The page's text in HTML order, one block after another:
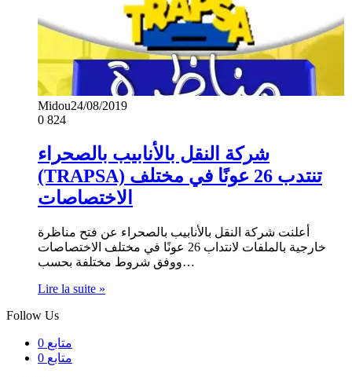
Midou24/08/2019
0 824
شركة النقل بالأنابيب بالصحراء
(TRAPSA) تنتدب 26 عونًا في مختلف
الاختصاصات
أعلنت شركة النقل بالأنابيب بالصحراء عن فتح مناظرة
خارجية بالملفات لانتداب 26 عونًا في مختلف الاختصاصات
ووفق شروط مختلفة بحسب…
Lire la suite »
Follow Us
0 متابع
0 متابع